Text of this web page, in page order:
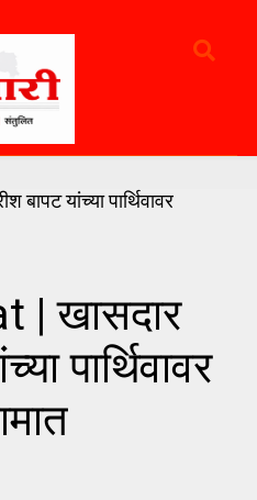
| खासदार
पार्थिवावर